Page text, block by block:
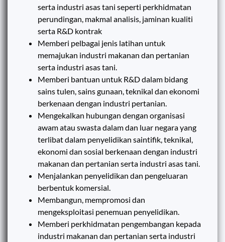
serta industri asas tani seperti perkhidmatan
perundingan, makmal analisis, jaminan kualiti
serta R&D kontrak
Memberi pelbagai jenis latihan untuk
memajukan industri makanan dan pertanian
serta industri asas tani.
Memberi bantuan untuk R&D dalam bidang
sains tulen, sains gunaan, teknikal dan ekonomi
berkenaan dengan industri pertanian.
Mengekalkan hubungan dengan organisasi
awam atau swasta dalam dan luar negara yang
terlibat dalam penyelidikan saintifik, teknikal,
ekonomi dan sosial berkenaan dengan industri
makanan dan pertanian serta industri asas tani.
Menjalankan penyelidikan dan pengeluaran
berbentuk komersial.
Membangun, mempromosi dan
mengeksploitasi penemuan penyelidikan.
Memberi perkhidmatan pengembangan kepada
industri makanan dan pertanian serta industri